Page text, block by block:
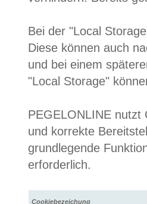
Bei der "Local
Diese können auch
und bei einem
"Local Storage"
PEGELONLINE nutzt
und korrekte
grundlegende
erforderlich.
Cookiebezeichung